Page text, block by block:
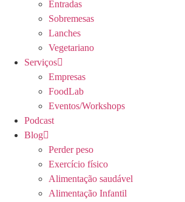
Entradas
Sobremesas
Lanches
Vegetariano
Serviços
Empresas
FoodLab
Eventos/Workshops
Podcast
Blog
Perder peso
Exercício físico
Alimentação saudável
Alimentação Infantil